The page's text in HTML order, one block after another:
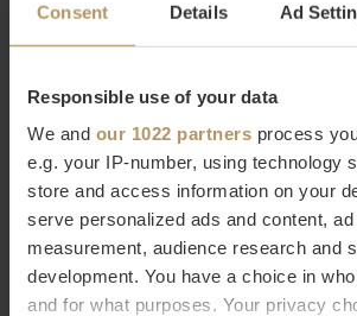
Consent Details Ad
Responsible use of your data
We and our 1022 partners process
e.g. your IP-number, using technology
store and access information on your
serve personalized ads and content,
measurement, audience research and
development. You have a choice in
and for what purposes. Your privacy
ingericht te worden met de mooiste
kwaliteit. Je ziet het, je voelt het.
Bestel Decor Walther
Wilt u meer weten over Decor Walther of
een product dat niet op onze website